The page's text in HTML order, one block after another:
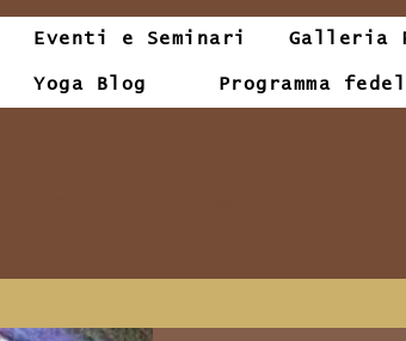
Eventi e Seminari Galleria
Yoga Blog Programma